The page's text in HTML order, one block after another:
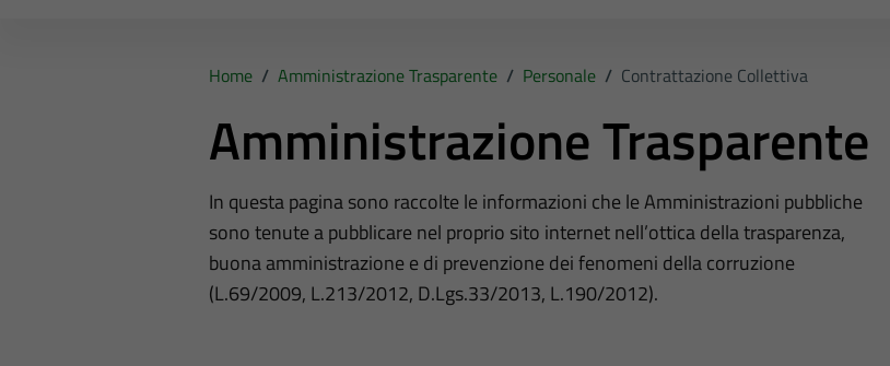
Home / Amministrazione Trasparente / Personale / Contrattazione Collettiva
Amministrazione Trasparente
In questa pagina sono raccolte le informazioni che le Amministrazioni pubbliche
sono tenute a pubblicare nel proprio sito internet nell’ottica della trasparenza,
buona amministrazione e di prevenzione dei fenomeni della corruzione
(L.69/2009, L.213/2012, D.Lgs.33/2013, L.190/2012).